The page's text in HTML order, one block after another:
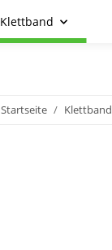
Klettband
Startseite Klettband